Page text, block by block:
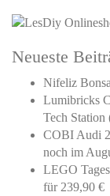
Neueste
Nifeliz
Lumibricks
Tech
COBI Audi
noch im
LEGO
für 239,90 €